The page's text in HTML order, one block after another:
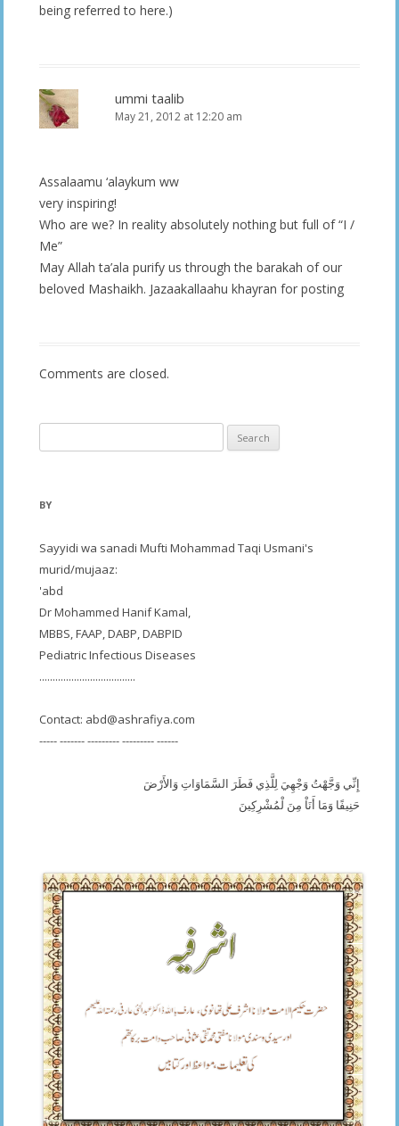
being referred to here.)
ummi taalib
May 21, 2012 at 12:20 am
Assalaamu ‘alaykum ww
very inspiring!
Who are we? In reality absolutely nothing but full of “I /
Me”
May Allah ta’ala purify us through the barakah of our
beloved Mashaikh. Jazaakallaahu khayran for posting
Comments are closed.
for:
BY
Sayyidi wa sanadi Mufti Mohammad Taqi Usmani's
murid/mujaaz:
'abd
Dr Mohammed Hanif Kamal,
MBBS, FAAP, DABP, DABPID
Pediatric Infectious Diseases
....................................
Contact: abd@ashrafiya.com
----- ------- --------- --------- ------
إِنِّي وَجَّهْتُ وَجْهِيَ لِلَّذِي فَطَرَ السَّمَاوَاتِ وَالأَرْضَ
حَنِيفًا وَمَا أَنَاْ مِنَ لْمُشْرِكِينَ